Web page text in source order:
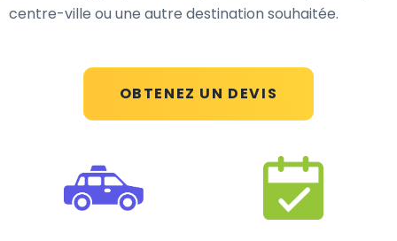
OBTENEZ UN DEVIS
centre-ville ou une autre destination souhaitée.